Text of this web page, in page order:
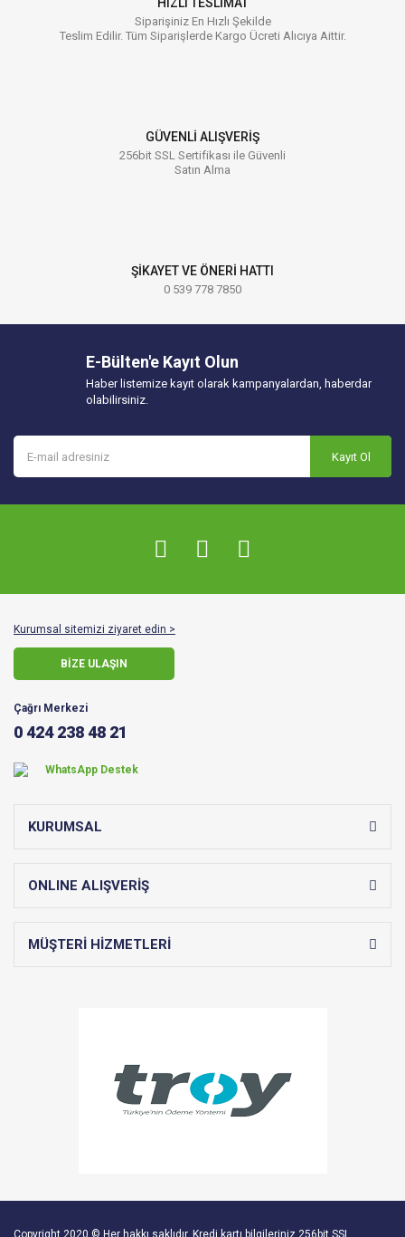
Siparişiniz En Hızlı Şekilde
Teslim Edilir. Tüm Siparişlerde Kargo Ücreti Alıcıya Aittir.
GÜVENLİ ALIŞVERİŞ
256bit SSL Sertifikası ile Güvenli
Satın Alma
ŞİKAYET VE ÖNERİ HATTI
0 539 778 7850
E-Bülten'e Kayıt Olun
Haber listemize kayıt olarak kampanyalardan, haberdar
olabilirsiniz.
Kayıt Ol
Kurumsal sitemizi ziyaret edin >
BİZE ULAŞIN
Çağrı Merkezi
0 424 238 48 21
WhatsApp Destek
KURUMSAL
ONLINE ALIŞVERİŞ
MÜŞTERİ HİZMETLERİ
Copyright 2020 © Her hakkı saklıdır. Kredi kartı bilgileriniz 256bit SSL